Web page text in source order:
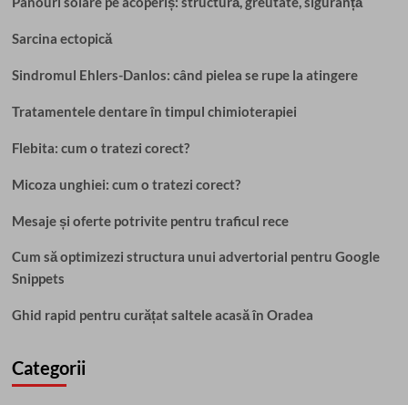
Sarcina ectopică
Sindromul Ehlers-Danlos: când pielea se rupe la atingere
Tratamentele dentare în timpul chimioterapiei
Flebita: cum o tratezi corect?
Micoza unghiei: cum o tratezi corect?
Mesaje și oferte potrivite pentru traficul rece
Cum să optimizezi structura unui advertorial pentru Google
Snippets
Ghid rapid pentru curățat saltele acasă în Oradea
Categorii